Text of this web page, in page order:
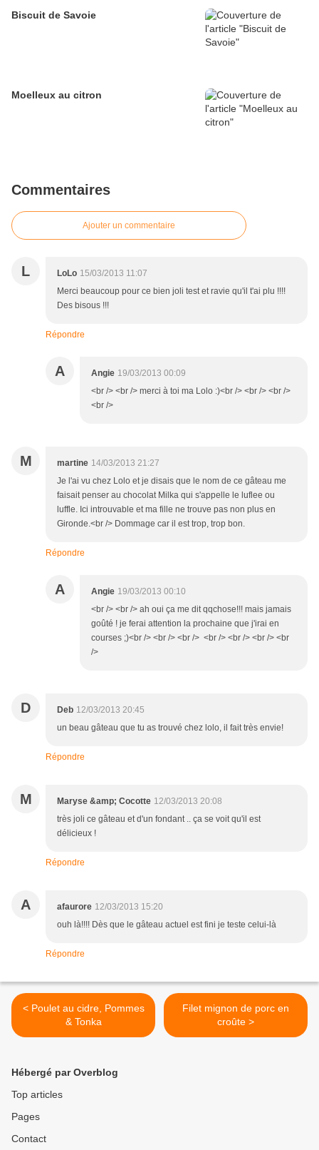
Biscuit de Savoie
Moelleux au citron
Commentaires
Ajouter un commentaire
L LoLo 15/03/2013 11:07
Merci beaucoup pour ce bien joli test et ravie qu'il t'ai plu !!!!
Des bisous !!!
Répondre
A Angie 19/03/2013 00:09
<br /> <br /> merci à toi ma Lolo :)<br /> <br /> <br />
<br />
M martine 14/03/2013 21:27
Je l'ai vu chez Lolo et je disais que le nom de ce gâteau me
faisait penser au chocolat Milka qui s'appelle le luflee ou
luffle. Ici introuvable et ma fille ne trouve pas non plus en
Gironde.<br /> Dommage car il est trop, trop bon.
Répondre
A Angie 19/03/2013 00:10
<br /> <br /> ah oui ça me dit qqchose!!! mais jamais
goûté ! je ferai attention la prochaine que j'irai en
courses ;)<br /> <br /> <br /> <br /> <br /> <br /> <br
/>
D Deb 12/03/2013 20:45
un beau gâteau que tu as trouvé chez lolo, il fait très envie!
Répondre
M Maryse &amp; Cocotte 12/03/2013 20:08
très joli ce gâteau et d'un fondant .. ça se voit qu'il est
délicieux !
Répondre
A afaurore 12/03/2013 15:20
ouh là!!!! Dès que le gâteau actuel est fini je teste celui-là
Répondre
< Poulet au cidre, Pommes
& Tonka
Filet mignon de porc en
croûte >
Hébergé par Overblog
Top articles
Pages
Contact